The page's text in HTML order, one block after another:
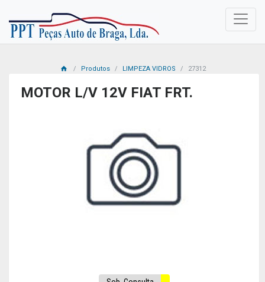
Produtos LIMPEZA VIDROS 27312
MOTOR L/V 12V FIAT FRT.